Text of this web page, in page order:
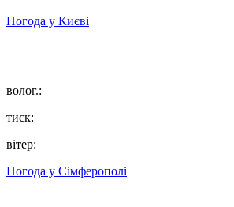
Погода у Києві
волог.:
тиск:
вітер:
Погода у Сімферополі